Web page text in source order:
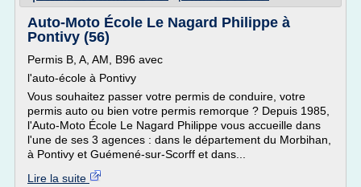
Auto-Moto École Le Nagard Philippe à
Pontivy (56)
Permis B, A, AM, B96 avec
l'auto-école à Pontivy
Vous souhaitez passer votre permis de conduire, votre
permis auto ou bien votre permis remorque ? Depuis 1985,
l'Auto-Moto École Le Nagard Philippe vous accueille dans
l'une de ses 3 agences : dans le département du Morbihan,
à Pontivy et Guémené-sur-Scorff et dans...
Lire la suite